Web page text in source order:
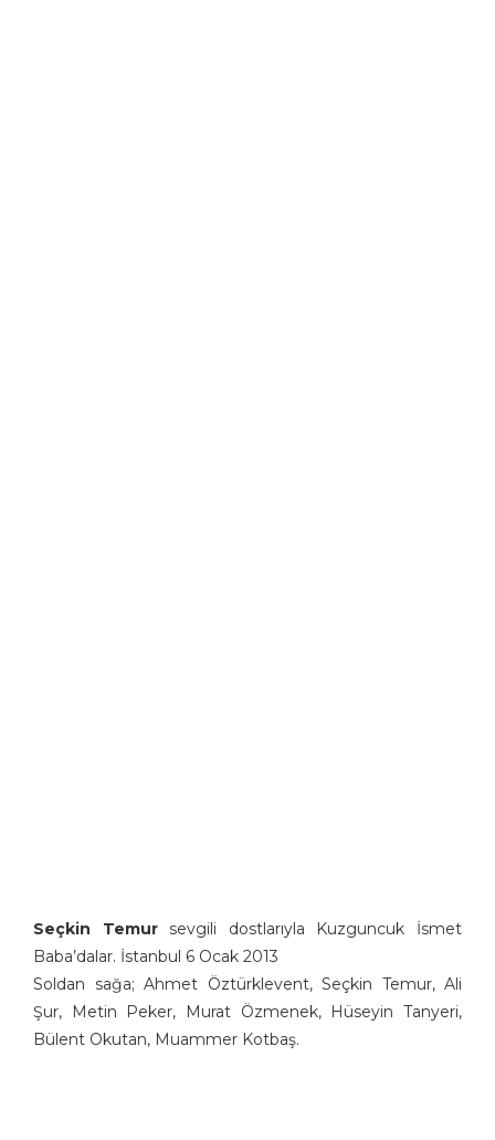
Seçkin Temursevgili dostlarıyla Kuzguncuk İsmet
Baba’dalar. İstanbul 6 Ocak 2013
Soldan sağa; Ahmet Öztürklevent, Seçkin Temur, Ali
Şur, Metin Peker, Murat Özmenek, Hüseyin Tanyeri,
Bülent Okutan, Muammer Kotbaş.